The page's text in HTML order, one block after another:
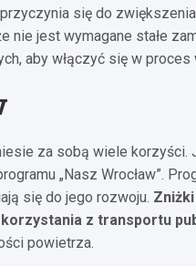
się do
nie jest wymagane stałe
aby włączyć się w
za sobą wiele
„Nasz Wrocław”.
się do jego rozwoju.
z transportu
powietrza.